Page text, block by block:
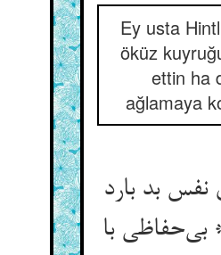
Ey usta
öküz
ettin ha
ağlamaya
بد بارد
با